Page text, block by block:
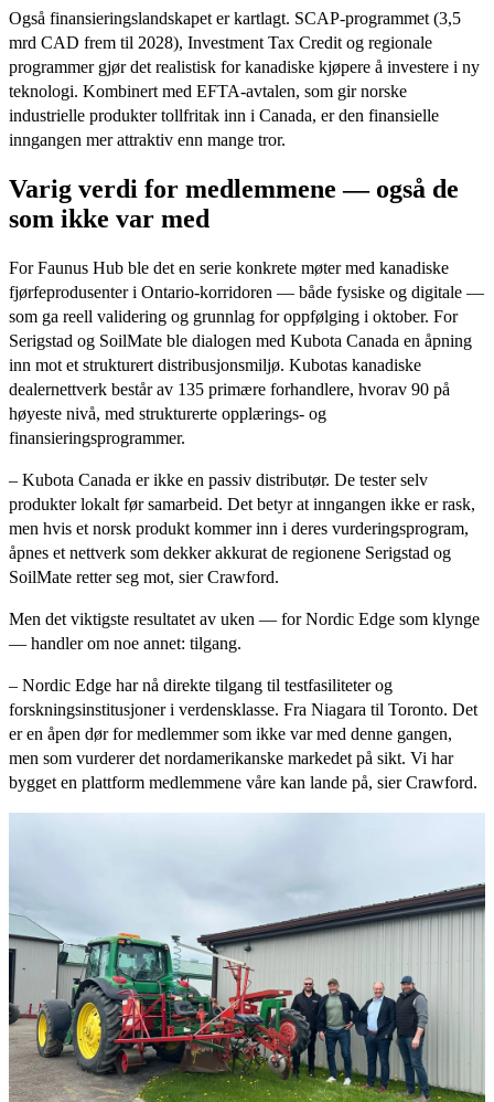
Også finansieringslandskapet er kartlagt. SCAP-programmet (3,5
mrd CAD frem til 2028), Investment Tax Credit og regionale
programmer gjør det realistisk for kanadiske kjøpere å investere i ny
teknologi. Kombinert med EFTA-avtalen, som gir norske
industrielle produkter tollfritak inn i Canada, er den finansielle
inngangen mer attraktiv enn mange tror.
Varig verdi for medlemmene — også de
som ikke var med
For Faunus Hub ble det en serie konkrete møter med kanadiske
fjørfeprodusenter i Ontario-korridoren — både fysiske og digitale —
som ga reell validering og grunnlag for oppfølging i oktober. For
Serigstad og SoilMate ble dialogen med Kubota Canada en åpning
inn mot et strukturert distribusjonsmiljø. Kubotas kanadiske
dealernettverk består av 135 primære forhandlere, hvorav 90 på
høyeste nivå, med strukturerte opplærings- og
finansieringsprogrammer.
– Kubota Canada er ikke en passiv distributør. De tester selv
produkter lokalt før samarbeid. Det betyr at inngangen ikke er rask,
men hvis et norsk produkt kommer inn i deres vurderingsprogram,
åpnes et nettverk som dekker akkurat de regionene Serigstad og
SoilMate retter seg mot, sier Crawford.
Men det viktigste resultatet av uken — for Nordic Edge som klynge
— handler om noe annet: tilgang.
– Nordic Edge har nå direkte tilgang til testfasiliteter og
forskningsinstitusjoner i verdensklasse. Fra Niagara til Toronto. Det
er en åpen dør for medlemmer som ikke var med denne gangen,
men som vurderer det nordamerikanske markedet på sikt. Vi har
bygget en plattform medlemmene våre kan lande på, sier Crawford.